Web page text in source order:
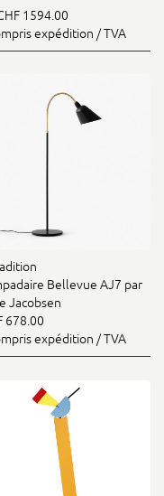
1594.00
expédition / TVA
Bellevue AJ7 par
Jacobsen
678.00
expédition / TVA